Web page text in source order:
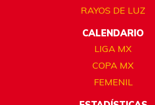
RAYOS DE LUZ
CALENDARIO
LIGA MX
COPA MX
FEMENIL